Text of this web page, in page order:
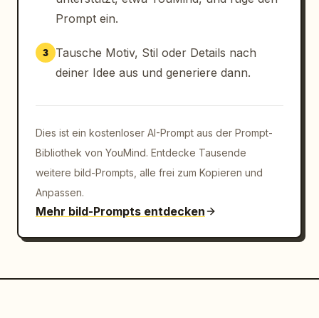
Level.'","großes Plakat im Billboard-Stil mit
der Aufschrift 'Inspirieren. Erschaffen.
Wiederholen.' mit einem violetten
Blumenbild","Handy-Karte mit der Aufschrift
'Deine Vision, perfekt umgesetzt.'","hohe
'Pitch-Deck-Vorlage' mit leuchtenden
chaffe
alles","prompt_placeholder":"Beschreibe deine
kreative
,"Assets","Vorlagen"],"top_right_user_label":
Prompt ein.
3
Tausche Motiv, Stil oder Details nach
deiner Idee aus und generiere dann.
Dies ist ein kostenloser AI-Prompt aus der Prompt-
Bibliothek von YouMind. Entdecke Tausende
weitere bild-Prompts, alle frei zum Kopieren und
Anpassen.
Mehr bild-Prompts entdecken